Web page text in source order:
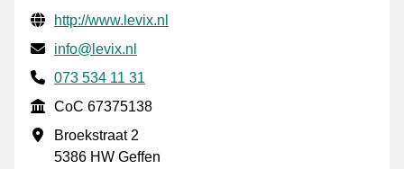
Verifisert kontaktinformasjon
Website URL
http://www.levix.nl
E-post
info@levix.nl
Phone number
073 534 11 31
CoC
CoC 67375138
Forretningsadresse
Broekstraat 2
5386 HW Geffen